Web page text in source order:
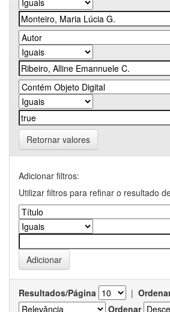
Retornar valores
Adicionar filtros:
Utilizar filtros para refinar o resultado
Resultados/Página |
Ordenar